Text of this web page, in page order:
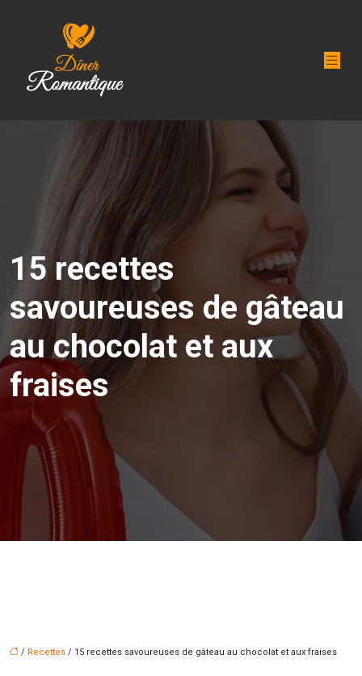
15 recettes
savoureuses de gâteau
au chocolat et aux
fraises
/ Recettes / 15 recettes savoureuses de gâteau au chocolat et aux fraises